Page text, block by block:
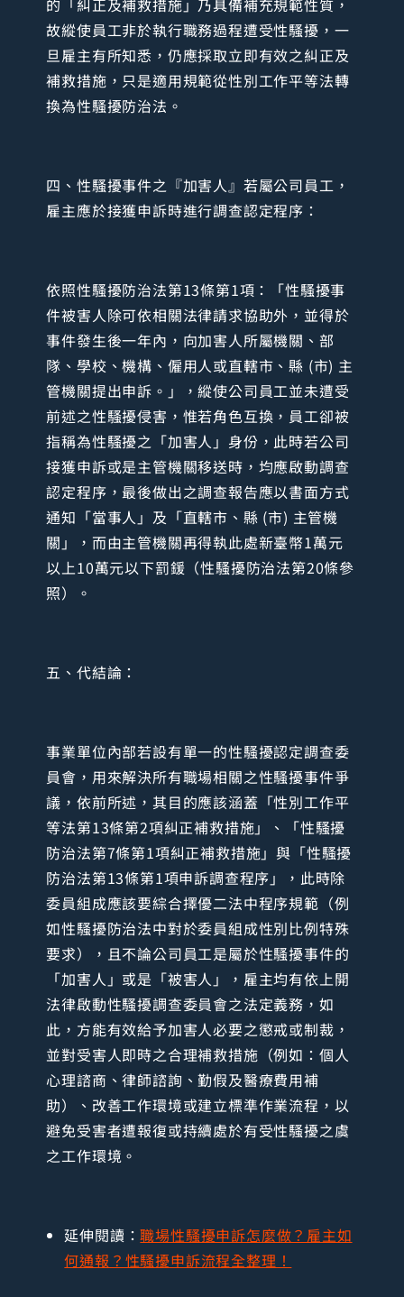
的「糾正及補救措施」乃具備補充規範性質，
故縱使員工非於執行職務過程遭受性騷擾，一
旦雇主有所知悉，仍應採取立即有效之糾正及
補救措施，只是適用規範從性別工作平等法轉
換為性騷擾防治法。
四、性騷擾事件之『加害人』若屬公司員工，
雇主應於接獲申訴時進行調查認定程序：
依照性騷擾防治法第13條第1項：「性騷擾事
件被害人除可依相關法律請求協助外，並得於
事件發生後一年內，向加害人所屬機關、部
隊、學校、機構、僱用人或直轄市、縣 (市) 主
管機關提出申訴。」，縱使公司員工並未遭受
前述之性騷擾侵害，惟若角色互換，員工卻被
指稱為性騷擾之「加害人」身份，此時若公司
接獲申訴或是主管機關移送時，均應啟動調查
認定程序，最後做出之調查報告應以書面方式
通知「當事人」及「直轄市、縣 (市) 主管機
關」，而由主管機關再得執此處新臺幣1萬元
以上10萬元以下罰鍰（性騷擾防治法第20條參
照）。
五、代結論：
事業單位內部若設有單一的性騷擾認定調查委
員會，用來解決所有職場相關之性騷擾事件爭
議，依前所述，其目的應該涵蓋「性別工作平
等法第13條第2項糾正補救措施」、「性騷擾
防治法第7條第1項糾正補救措施」與「性騷擾
防治法第13條第1項申訴調查程序」，此時除
委員組成應該要綜合擇優二法中程序規範（例
如性騷擾防治法中對於委員組成性別比例特殊
要求），且不論公司員工是屬於性騷擾事件的
「加害人」或是「被害人」，雇主均有依上開
法律啟動性騷擾調查委員會之法定義務，如
此，方能有效給予加害人必要之懲戒或制裁，
並對受害人即時之合理補救措施（例如：個人
心理諮商、律師諮詢、勤假及醫療費用補
助）、改善工作環境或建立標準作業流程，以
避免受害者遭報復或持續處於有受性騷擾之虞
之工作環境。
延伸閱讀：職場性騷擾申訴怎麼做？雇主如
何通報？性騷擾申訴流程全整理！